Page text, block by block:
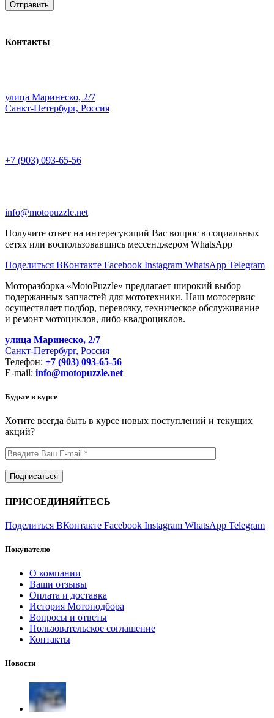
Контакты
улица Маринеско, 2/7
Санкт-Петербург, Россия
+7 (903) 093-65-56
info@motopuzzle.net
Получите ответ на интересующий Вас вопрос в социальных
сетях или воспользовавшись мессенджером WhatsApp
Поделиться ВКонтакте Facebook Instagram WhatsApp Telegram
Моторазборка «MotoPuzzle» предлагает широкий выбор
подержанных запчастей для мототехники. Наш мотосервис
осуществляет подбор, перевозку, техническое обслуживание
и ремонт мотоциклов, либо квадроциклов.
улица Маринеско, 2/7
Санкт-Петербург, Россия
Телефон: +7 (903) 093-65-56
E-mail: info@motopuzzle.net
Будьте в курсе
Хотите всегда быть в курсе новых поступлений и текущих
акций?
ПРИСОЕДИНЯЙТЕСЬ
Поделиться ВКонтакте Facebook Instagram WhatsApp Telegram
Покупателю
О компании
Ваши отзывы
Оплата и доставка
История Мотоподбора
Вопросы и ответы
Пользовательское соглашение
Контакты
Новости